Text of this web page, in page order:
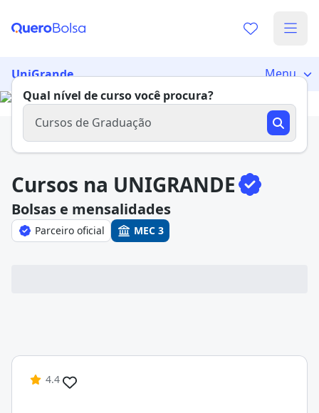
Vamos te guiar no caminho ideal para seus estudos
Ainda não sei
UniGrande
Menu
Qual nível de curso você procura?
Cursos de Graduação
Cursos na UNIGRANDE
Bolsas e mensalidades
Parceiro oficial MEC 3
4.4